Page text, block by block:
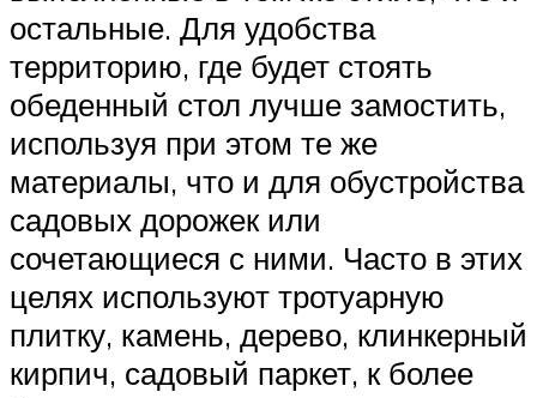
остальные. Для удобства
территорию, где будет стоять
обеденный стол лучше замостить,
используя при этом те же
материалы, что и для обустройства
садовых дорожек или
сочетающиеся с ними. Часто в этих
целях используют тротуарную
плитку, камень, дерево, клинкерный
кирпич, садовый паркет, к более